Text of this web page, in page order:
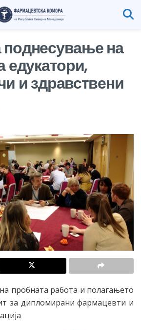
на
едукатори,
и здравствени
пробната работа и полагањето
за дипломирани фармацевти и